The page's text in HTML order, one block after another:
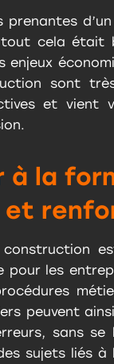
prenantes
cela était
enjeux
sont
et
à la
construction
pour les
peuvent
sans
sujets liés